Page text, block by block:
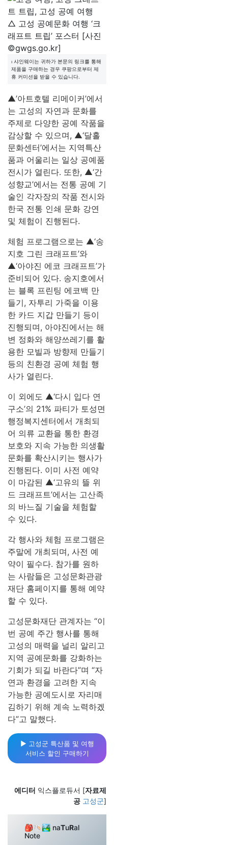
△ 고성 공예문화 여행 ‘크
래프트 트립’ 포스터 [사진
©gwgs.go.kr]
⏐ 샤인웨이는 귀하가 본문의 링크를 통해
제품을 구매하는 경우 쿠팡으로부터 제
휴 커미션을 받을 수 있습니다.
▲’아트호텔 리메이커’에서
는 고성의 자연과 문화를
주제로 다양한 공예 작품을
감상할 수 있으며, ▲‘달홀
문화센터’에서는 지역특산
품과 어울리는 일상 공예품
전시가 열린다. 또한, ▲‘간
성향교’에서는 전통 공예 기
술인 각자장의 작품 전시와
한국 전통 인쇄 문화 강연
및 체험이 진행된다.
체험 프로그램으로는 ▲‘송
지호 그린 크래프트’와
▲‘아야진 에코 크래프트’가
준비되어 있다. 송지호에서
는 블록 프린팅 에코백 만
들기, 자투리 가죽을 이용
한 카드 지갑 만들기 등이
진행되며, 아야진에서는 해
변 정화와 해양쓰레기를 활
용한 모빌과 방향제 만들기
등의 친환경 공예 체험 행
사가 열린다.
이 외에도 ▲‘다시 입다 연
구소’의 21% 파티가 토성면
행정복지센터에서 개최되
어 의류 교환을 통한 환경
보호와 지속 가능한 의생활
문화를 확산시키는 행사가
진행된다. 이미 사전 예약
이 마감된 ▲‘고유의 뜰 위
드 크래프트’에서는 고산족
의 바느질 기술을 체험할
수 있다.
각 행사와 체험 프로그램은
주말에 개최되며, 사전 예
약이 필수다. 참가를 원하
는 사람들은 고성문화관광
재단 홈페이지를 통해 예약
할 수 있다.
고성문화재단 관계자는 “이
번 공예 주간 행사를 통해
고성의 매력을 널리 알리고
지역 공예문화를 강화하는
기회가 되길 바란다”며 “자
연과 환경을 고려한 지속
가능한 공예도시로 자리매
김하기 위해 계속 노력하겠
다”고 말했다.
▶︎ 고성군 특산품 및 여행
서비스 할인 구매하기
에디터 익스플로듀서 [자료제
공 고성군]
🎒🐚🏞️ naTuRal
Note